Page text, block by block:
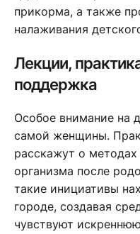
прикорма, а также
налаживания
Лекции,
поддержка
Особое внимание на
самой женщины.
расскажут о методах
организма после
такие инициативы
городе, создавая
чувствуют